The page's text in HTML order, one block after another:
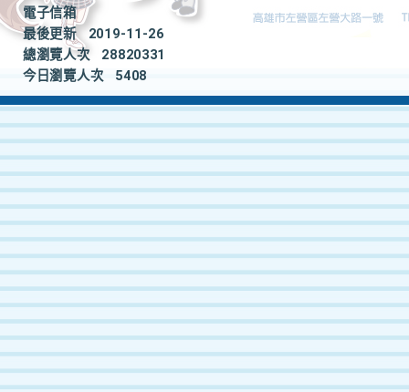
電子信箱
最後更新
2019-11-26
總瀏覽人次
28820331
今日瀏覽人次
5408